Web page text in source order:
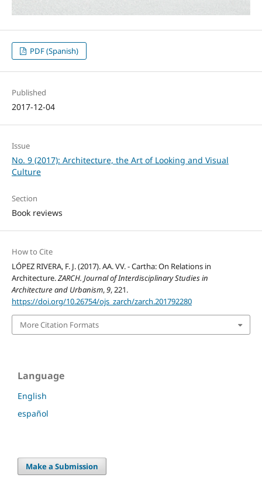
PDF (Spanish)
Published
2017-12-04
Issue
No. 9 (2017): Architecture, the Art of Looking and Visual
Culture
Section
Book reviews
How to Cite
LÓPEZ RIVERA, F. J. (2017). AA. VV. - Cartha: On Relations in
Architecture.ZARCH. Journal of Interdisciplinary Studies in
Architecture and Urbanism,9, 221.
https://doi.org/10.26754/ojs_zarch/zarch.201792280
More Citation Formats
Language
English
español
Make a Submission